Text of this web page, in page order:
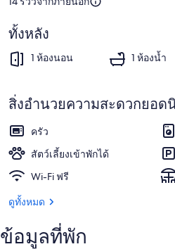
ทั้งหลัง
1 ห้องนอน 1 ห้องน้ำ
สิ่งอำนวยความสะดวกยอด
ครัว
สัตว์เลี้ยงเข้าพักได้
Wi-Fi ฟรี
ดูทั้งหมด
ข้อมูลที่พัก